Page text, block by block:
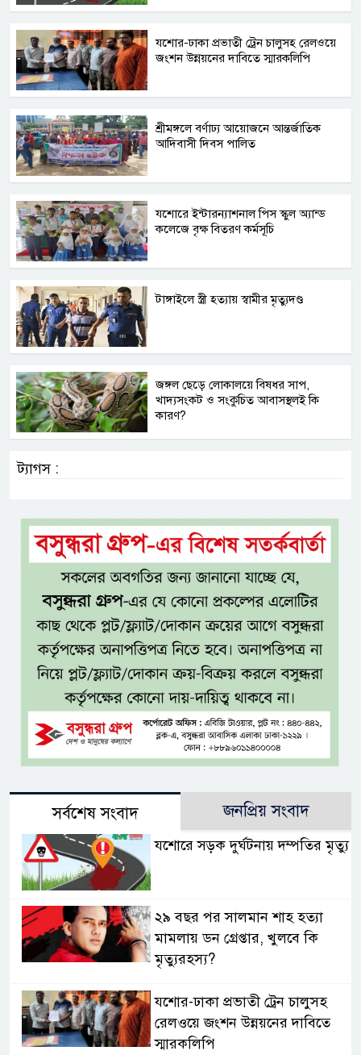
যশোর-ঢাকা প্রভাতী ট্রেন চালুসহ রেলওয়ে
জংশন উন্নয়নের দাবিতে স্মারকলিপি
শ্রীমঙ্গলে বর্ণাঢ্য আয়োজনে আন্তর্জাতিক
আদিবাসী দিবস পালিত
যশোরে ইন্টারন্যাশনাল পিস স্কুল অ্যান্ড
কলেজে বৃক্ষ বিতরণ কর্মসূচি
টাঙ্গাইলে স্ত্রী হত্যায় স্বামীর মৃত্যুদণ্ড
জঙ্গল ছেড়ে লোকালয়ে বিষধর সাপ,
খাদ্যসংকট ও সংকুচিত আবাসস্থলই কি
কারণ?
ট্যাগস :
সর্বশেষ সংবাদ জনপ্রিয় সংবাদ
যশোরে সড়ক দুর্ঘটনায় দম্পতির মৃত্যু
২৯ বছর পর সালমান শাহ হত্যা
মামলায় ডন গ্রেপ্তার, খুলবে কি
মৃত্যুরহস্য?
যশোর-ঢাকা প্রভাতী ট্রেন চালুসহ
রেলওয়ে জংশন উন্নয়নের দাবিতে
স্মারকলিপি